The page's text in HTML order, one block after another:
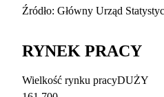
Źródło: Główny Urząd
RYNEK PRACY
Wielkość rynku pracyDUŻY